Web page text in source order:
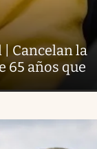
Cancelan la
65 años que